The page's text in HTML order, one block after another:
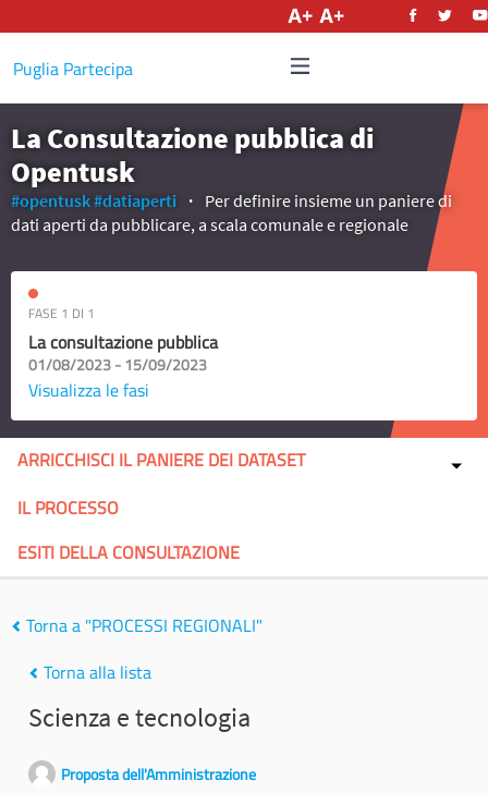
Puglia Partecipa
La Consultazione pubblica di
Opentusk
#opentusk#datiaperti
Per definire insieme un paniere di
dati aperti da pubblicare, a scala comunale e regionale
FASE 1 DI 1
La consultazione pubblica
01/08/2023 - 15/09/2023
Visualizza le fasi
ARRICCHISCI IL PANIERE DEI DATASET
IL PROCESSO
ESITI DELLA CONSULTAZIONE
Torna a "PROCESSI REGIONALI"
Torna alla lista
Scienza e tecnologia
Proposta dell'Amministrazione